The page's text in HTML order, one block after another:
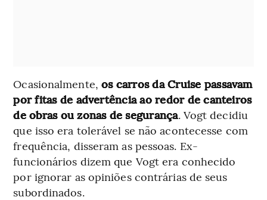
Ocasionalmente, os carros da Cruise passavam
por fitas de advertência ao redor de canteiros
de obras ou zonas de segurança. Vogt decidiu
que isso era tolerável se não acontecesse com
frequência, disseram as pessoas. Ex-
funcionários dizem que Vogt era conhecido
por ignorar as opiniões contrárias de seus
subordinados.